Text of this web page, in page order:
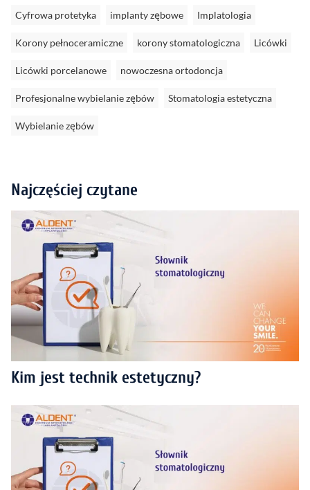
Cyfrowa protetyka implanty zębowe Implatologia
Korony pełnoceramiczne korony stomatologiczna Licówki
Licówki porcelanowe nowoczesna ortodoncja
Profesjonalne wybielanie zębów Stomatologia estetyczna
Wybielanie zębów
Najczęściej czytane
Kim jest technik estetyczny?